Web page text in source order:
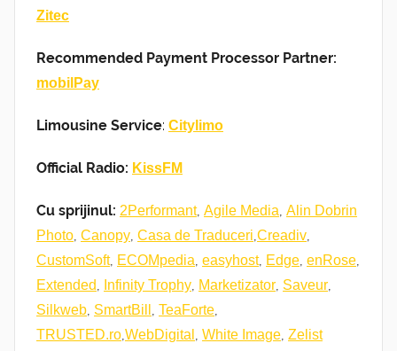
Zitec
Recommended Payment Processor Partner:
mobilPay
Limousine Service: Citylimo
Official Radio: KissFM
Cu sprijinul: 2Performant, Agile Media, Alin Dobrin
Photo, Canopy, Casa de Traduceri,Creadiv,
CustomSoft, ECOMpedia, easyhost, Edge, enRose,
Extended, Infinity Trophy, Marketizator, Saveur,
Silkweb, SmartBill , TeaForte,
TRUSTED.ro,WebDigital , White Image, Zelist